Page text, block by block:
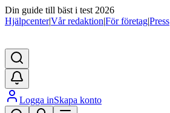
Din guide till bäst i test 2026
Hjälpcenter|Vår redaktion|För företag|Press
Logga inSkapa konto